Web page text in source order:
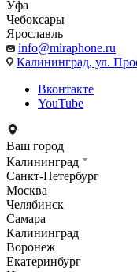
Уфа
Чебоксары
Ярославль
info@miraphone.ru
Калининград, ул.
Вконтакте
YouTube
Ваш город
Калининград
Санкт-Петербург
Москва
Челябинск
Самара
Калининград
Воронеж
Екатеринбург